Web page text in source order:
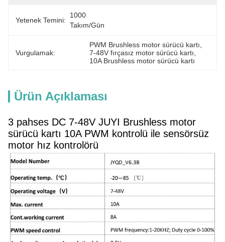
Yetenek Temini:
1000
Takım/gün
Vurgulamak:
PWM Brushless motor sürücü kartı
7-48V fırçasız motor sürücü kartı
10A Brushless motor sürücü kartı
Ürün Açıklaması
3 pahses DC 7-48V JUYI Brushless motor
sürücü kartı 10A PWM kontrolü ile sensörsüz
motor hız kontrolörü